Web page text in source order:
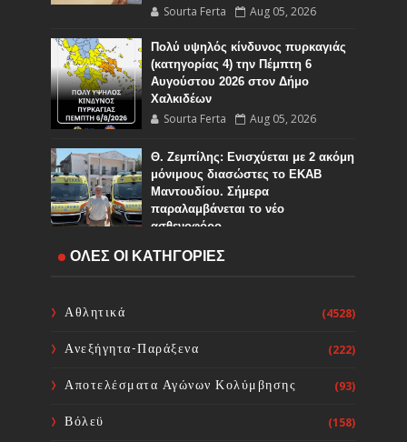
Sourta Ferta Aug 05, 2026
Πολύ υψηλός κίνδυνος πυρκαγιάς
(κατηγορίας 4) την Πέμπτη 6
Αυγούστου 2026 στον Δήμο
Χαλκιδέων
Sourta Ferta Aug 05, 2026
Θ. Ζεμπίλης: Ενισχύεται με 2 ακόμη
μόνιμους διασώστες το ΕΚΑΒ
Μαντουδίου. Σήμερα
παραλαμβάνεται το νέο
ασθενοφόρο
Παραλαβή δεξαμενών
ΟΛΕΣ ΟΙ ΚΑΤΗΓΟΡΙΕΣ
Αθλητικά (4528)
Ανεξήγητα-Παράξενα (222)
Αποτελέσματα Αγώνων Κολύμβησης (93)
Βόλεϋ (158)